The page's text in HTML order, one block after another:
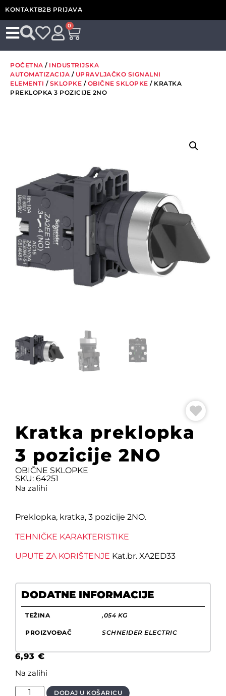
KONTAKTB2B PRIJAVA
0
POČETNA / INDUSTRIJSKA
AUTOMATIZACIJA / UPRAVLJAČKO SIGNALNI
ELEMENTI / SKLOPKE / OBIČNE SKLOPKE / KRATKA
PREKLOPKA 3 POZICIJE 2NO
Kratka preklopka
3 pozicije 2NO
OBIČNE SKLOPKE
SKU: 64251
Na zalihi
Preklopka, kratka, 3 pozicije 2NO.
TEHNIČKE KARAKTERISTIKE
UPUTE ZA KORIŠTENJE Kat.br. XA2ED33
DODATNE INFORMACIJE
TEŽINA ,054 KG
PROIZVOĐAČ SCHNEIDER ELECTRIC
6,93 €
Na zalihi
DODAJ U KOŠARICU